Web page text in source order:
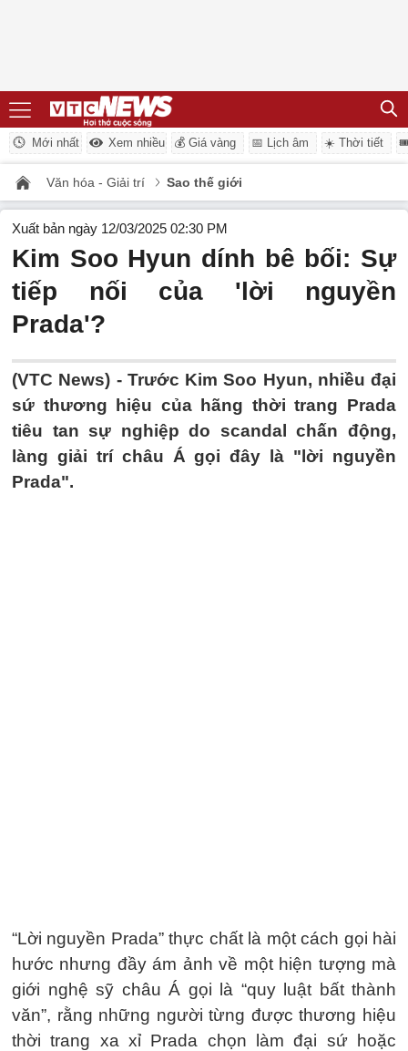
Mới nhất Xem nhiều 💰 Giá vàng 📅 Lịch âm ☀️ Thời tiết
Văn hóa - Giải trí Sao thế giới
Xuất bản ngày 12/03/2025 02:30 PM
Kim Soo Hyun dính bê bối: Sự
tiếp nối của 'lời nguyền
Prada'?
(VTC News) - Trước Kim Soo Hyun, nhiều đại
sứ thương hiệu của hãng thời trang Prada
tiêu tan sự nghiệp do scandal chấn động,
làng giải trí châu Á gọi đây là "lời nguyền
Prada".
“Lời nguyền Prada” thực chất là một cách gọi hài
hước nhưng đầy ám ảnh về một hiện tượng mà
giới nghệ sỹ châu Á gọi là “quy luật bất thành
văn”, rằng những người từng được thương hiệu
thời trang xa xỉ Prada chọn làm đại sứ hoặc